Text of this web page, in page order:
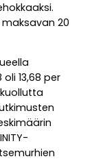
20
13,68 per